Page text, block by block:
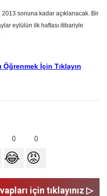
sonuna kadar açıklanacak. Bir
eylülün ilk haftası itibariyle
İçin Tıklayın
0 0
😂 😡
için tıklayınız ▷